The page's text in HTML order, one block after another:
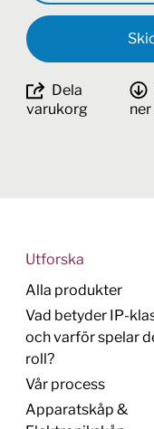
Dela
varukorg
Utforska
Alla produkter
Vad betyder IP-
och varför spelar
roll?
Vår process
Apparatskåp &